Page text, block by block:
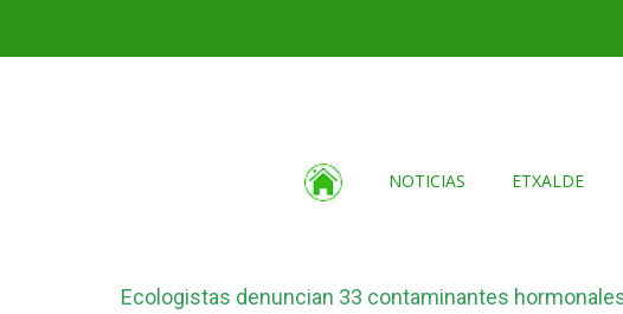
NOTICIAS ETXALDE
Ecologistas denuncian 33 contaminantes